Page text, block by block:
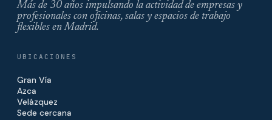
Más de 30 años impulsando la actividad de empresas y
profesionales con oficinas, salas y espacios de trabajo
flexibles en Madrid.
UBICACIONES
Gran Vía
Azca
Velázquez
Sede cercana